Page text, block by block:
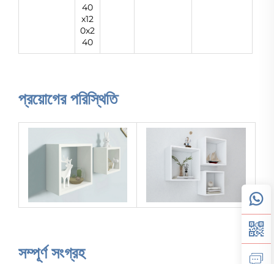
40
x12
0x2
40
প্রয়োগের পরিস্থিতি
সম্পূর্ণ সংগ্রহ